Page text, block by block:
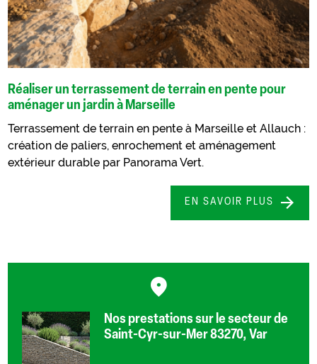
Réaliser un terrassement de terrain en pente pour
aménager un jardin à Marseille
Terrassement de terrain en pente à Marseille et Allauch :
création de paliers, enrochement et aménagement
extérieur durable par Panorama Vert.
EN SAVOIR PLUS
Nos prestations sur le secteur de
Saint-Cyr-sur-Mer 83270, Var